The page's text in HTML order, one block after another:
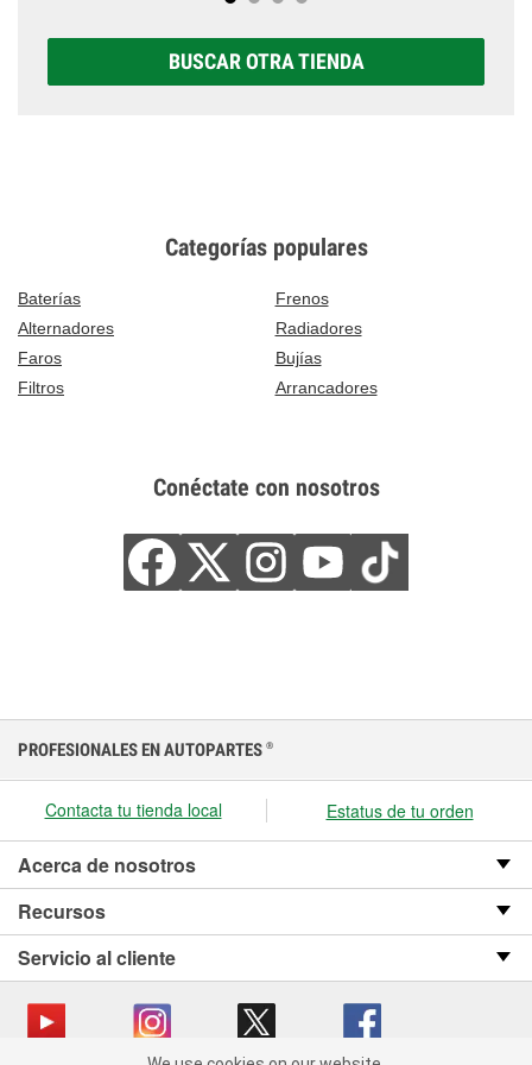
BUSCAR OTRA TIENDA
Categorías populares
Baterías
Frenos
Alternadores
Radiadores
Faros
Bujías
Filtros
Arrancadores
Conéctate con nosotros
PROFESIONALES EN AUTOPARTES ®
Contacta tu tienda local Estatus de tu orden
Acerca de nosotros
Recursos
Servicio al cliente